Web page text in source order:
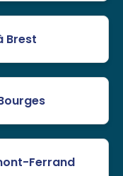
Brest
Ferrand